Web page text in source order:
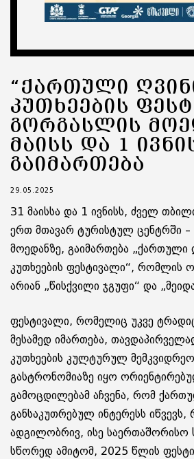
“ᲥᲐᲠᲗᲣᲚᲘ
ᲙᲣᲗᲮᲔᲔᲑᲘᲡ
ᲒᲝᲠᲒᲐᲡᲚᲘᲡ
ᲛᲐᲘᲡᲡ ᲓᲐ 1
ᲒᲐᲘᲛᲐᲠᲗᲔᲑᲐ
29.05.2025
31 მაისსა და 1 ივნისს, ძველ
ერთ მთავარ ტურისტულ ცენტრში
მოედანზე, გაიმართება „ქართული
კუთხეების ფესტივალი“, რომლის
არიან „წისქვილი ჯგუფი“ და
ფესტივალი, რომელიც უკვე
მესამედ იმართება,
კუთხეების კულტურულ
გასტრონომიაზე იყო
გამოცდილებამ აჩვენა, რომ
განსაკუთრებულ ინტერესს
ადგილობრივ, ისე საერთაშორისო
სწორედ ამიტომ, 2025 წლის